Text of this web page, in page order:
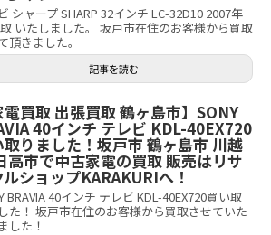
シャープ SHARP 32インチ LC-32D10 2007年
いたしました。 坂戸市在住のお客様から買取
頂きました。
記事を読む
電買取 出張買取 鶴ヶ島市】SONY
40インチ テレビ KDL-40EX720
取りました！坂戸市 鶴ヶ島市 川越
高市で中古家電の買取 販売はリサ
ショップKARAKURIへ！
BRAVIA 40インチ テレビ KDL-40EX720買い取
た！ 坂戸市在住のお客様から買取させていた
した！